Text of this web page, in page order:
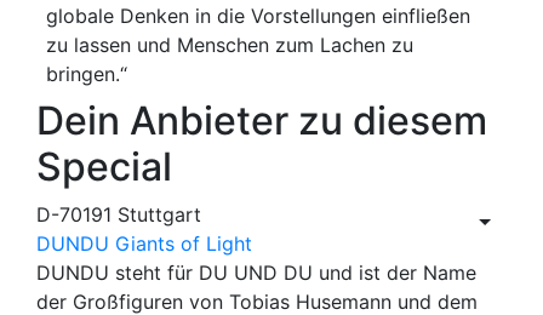
globale Denken in die Vorstellungen einfließen
zu lassen und Menschen zum Lachen zu
bringen.“
Dein Anbieter zu diesem
Special
D-70191 Stuttgart
DUNDU Giants of Light
DUNDU steht für DU UND DU und ist der Name
der Großfiguren von Tobias Husemann und dem